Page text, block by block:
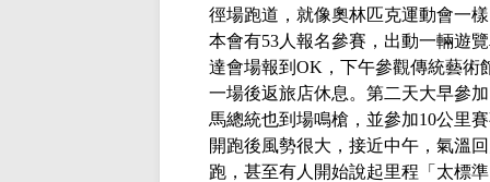
徑場跑道，就像奧林匹克運動會一
本會有53人報名參賽，出動一輛遊
達會場報到 OK ，下午參觀傳統藝
一場後返旅店休息。第二天大早參
馬總統也到場鳴槍，並參加10公里
開跑後風勢很大，接近中午，氣溫
跑，甚至有人開始說起里程「太標